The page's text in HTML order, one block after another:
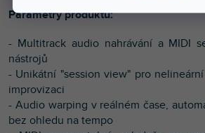
Parametry produktu:
- Multitrack audio nahrávání a MIDI
nástrojů
- Unikátní "session view" pro
improvizaci
- Audio warping v reálném čase,
bez ohledu na tempo